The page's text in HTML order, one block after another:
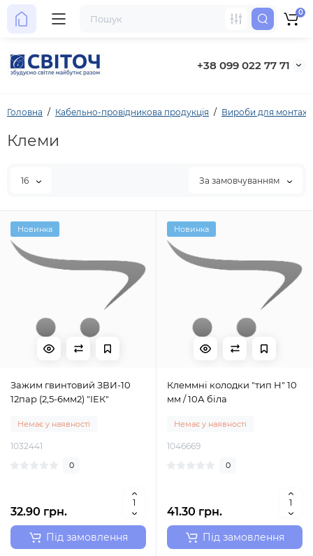
+38 099 022 77 71
0
Головна Кабельно-провідникова продукція Вироби для
Клеми
16 За замовчуванням
Новинка
Зажим гвинтовий ЗВИ-10
12пар (2,5-6мм2) "ІЕК"
Немає у наявності
1032441
0
32.90 грн.
Під замовлення
Новинка
Клеммні колодки "тип Н" 10
мм / 10А біла
Немає у наявності
1046669
0
41.30 грн.
Під замовлення